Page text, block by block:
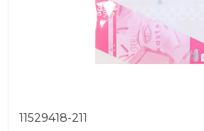
11529418-211